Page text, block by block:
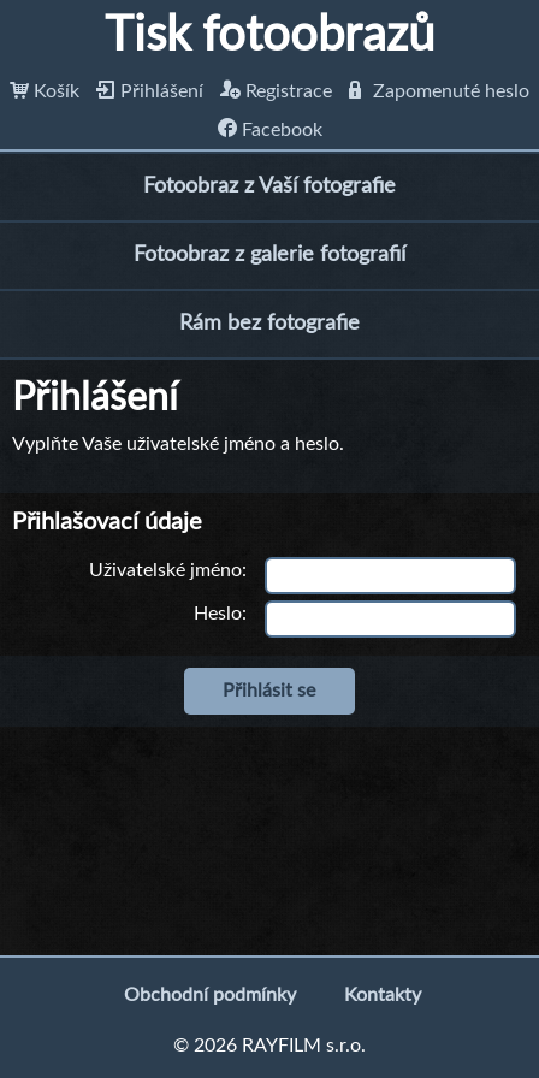
Tisk fotoobrazů
Košík Přihlášení Registrace
Zapomenuté heslo
Facebook
Fotoobraz z Vaší fotografie
Fotoobraz z galerie fotografií
Rám bez fotografie
Přihlášení
Vyplňte Vaše uživatelské jméno a heslo.
Přihlašovací údaje
Uživatelské jméno
Heslo
Obchodní podmínky Kontakty
© 2026 RAYFILM s.r.o.